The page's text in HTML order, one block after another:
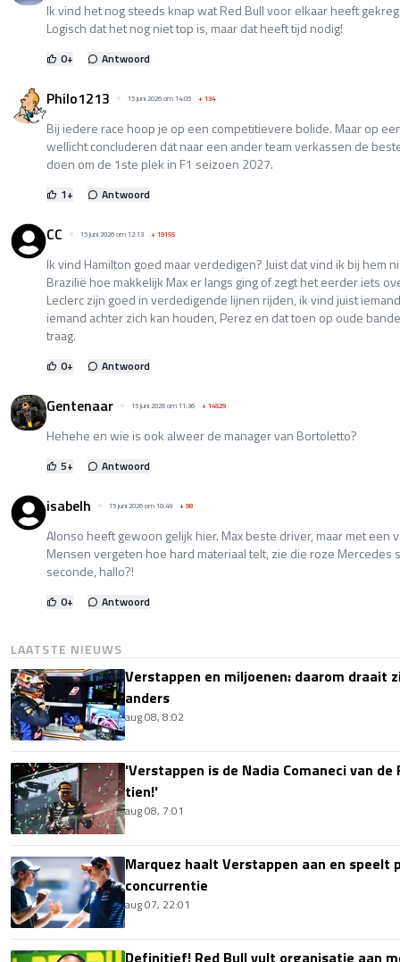
Ik vind het nog steeds knap wat Red Bull voor elkaar heeft
Logisch dat het nog niet top is, maar dat heeft tijd nodig!
0+ Antwoord
Philo1213 15 juni 2026 om 14:05 +134
Bij iedere race hoop je op een competitievere bolide. Maar op
wellicht concluderen dat naar een ander team verkassen de
doen om de 1ste plek in F1 seizoen 2027.
1+ Antwoord
CC 15 juni 2026 om 12:13 +19155
Ik vind Hamilton goed maar verdedigen? Juist dat vind ik bij hem
Brazilië hoe makkelijk Max er langs ging of zegt het eerder iets
Leclerc zijn goed in verdedigende lijnen rijden, ik vind juist
iemand achter zich kan houden, Perez en dat toen op oude
traag.
0+ Antwoord
Gentenaar 15 juni 2026 om 11:36 +14529
Hehehe en wie is ook alweer de manager van Bortoletto?
5+ Antwoord
isabelh 15 juni 2026 om 10:49 +98
Alonso heeft gewoon gelijk hier. Max beste driver, maar met een
Mensen vergeten hoe hard materiaal telt, zie die roze
seconde, hallo?!
0+ Antwoord
LAATSTE NIEUWS
Verstappen en miljoenen: daarom draait
anders
aug 08, 8:02
'Verstappen is de Nadia Comaneci van
tien!'
aug 08, 7:01
Marquez haalt Verstappen aan en speelt
concurrentie
aug 07, 22:01
Definitief! Red Bull vult organisatie aan